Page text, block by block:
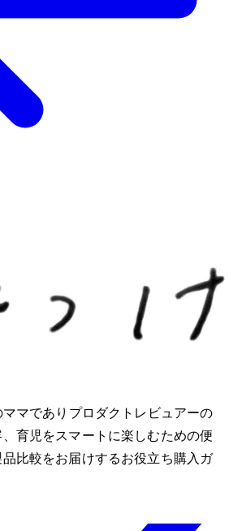
マでありプロダクトレビュアーのMio
育児をスマートに楽しむための便
比較をお届けするお役立ち購入ガ